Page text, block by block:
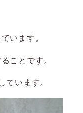
います。
ことです。
ています。